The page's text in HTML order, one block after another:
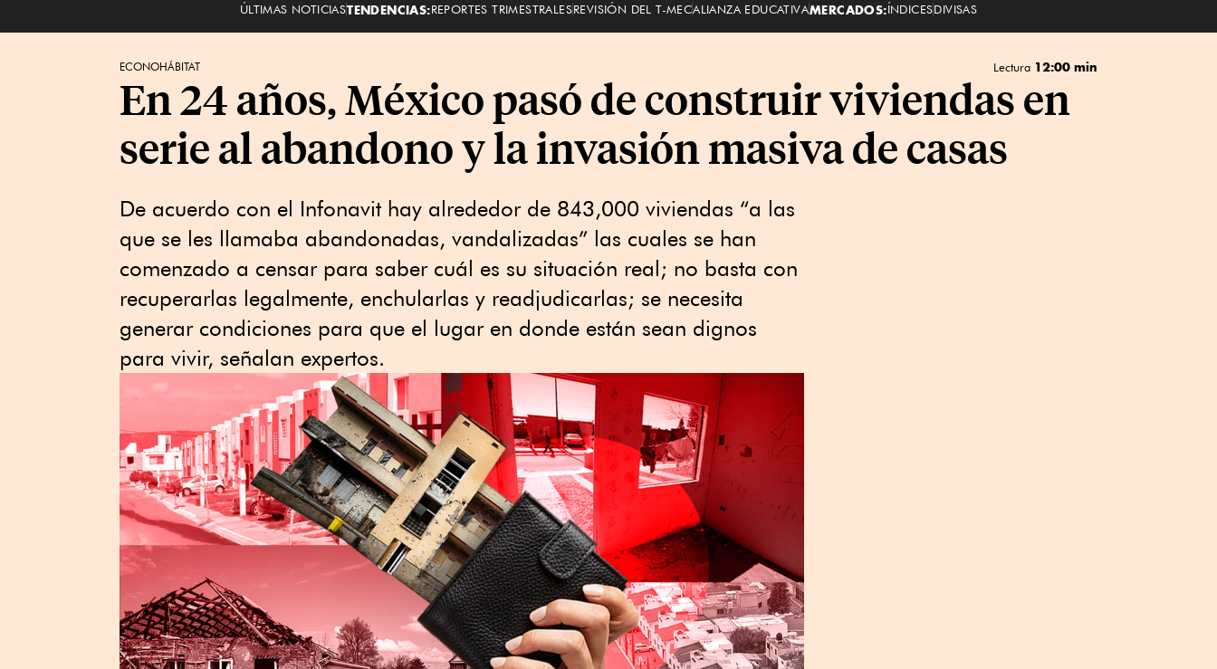
ÚLTIMAS NOTICIASTENDENCIAS:REPORTES TRIMESTRALESREVISIÓN DEL T-MECALIANZA EDUCATIVAMERCADOS:ÍNDICESDIVISAS
ECONOHÁBITAT Lectura 12:00 min
En 24 años, México pasó de construir viviendas en
serie al abandono y la invasión masiva de casas
De acuerdo con el Infonavit hay alrededor de 843,000 viviendas “a las
que se les llamaba abandonadas, vandalizadas” las cuales se han
comenzado a censar para saber cuál es su situación real; no basta con
recuperarlas legalmente, enchularlas y readjudicarlas; se necesita
generar condiciones para que el lugar en donde están sean dignos
para vivir, señalan expertos.